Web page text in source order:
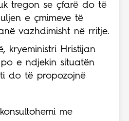
tregon se çfarë do të
e çmimeve të
vazhdimisht në rritje.
kryeministri Hristijan
e ndjekin situatën
do të propozojnë
me